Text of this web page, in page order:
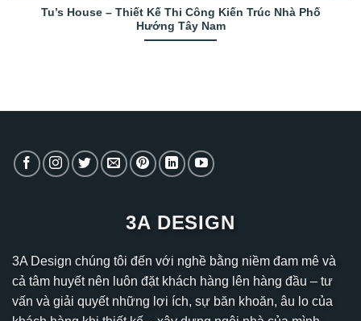
Tu’s House – Thiết Kế Thi Công Kiến Trúc Nhà Phố
Hướng Tây Nam
3A DESIGN
3A Design chúng tôi đến với nghề bằng niềm đam mê và
cả tâm huyết nên luôn đặt khách hàng lên hàng đầu – tư
vấn và giải quyết những lợi ích, sự băn khoăn, âu lo của